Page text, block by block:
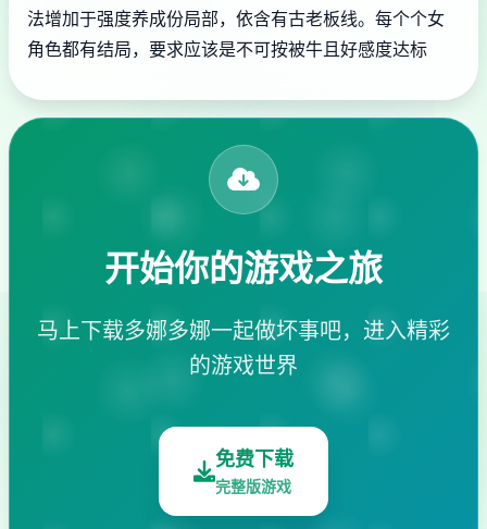
法增加于强度养成份局部，依含有古老板线。每个个女
角色都有结局，要求应该是不可按被牛且好感度达标
开始你的游戏之旅
马上下载多娜多娜一起做坏事吧，进入精彩
的游戏世界
免费下载
完整版游戏